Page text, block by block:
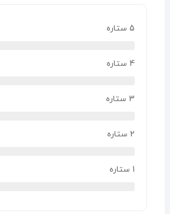
5 ستاره
4 ستاره
3 ستاره
2 ستاره
1 ستاره